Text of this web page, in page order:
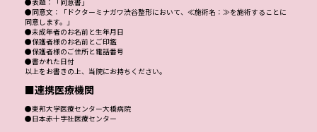
●同意文：「ドクターミナガワ渋谷整形において、≪施術名：≫を施術することに
同意します。」
●未成年者のお名前と生年月日
●保護者様のお名前とご印鑑
●保護者様のご住所と電話番号
●書かれた日付
以上をお書きの上、当院にお持ちください。
■連携医療機関
●東邦大学医療センター大橋病院
●日本赤十字社医療センター